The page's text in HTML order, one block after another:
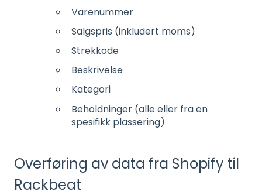
Varenummer
Salgspris (inkludert moms)
Strekkode
Beskrivelse
Kategori
Beholdninger (alle eller fra en
spesifikk plassering)
Overføring av data fra Shopify til
Rackbeat